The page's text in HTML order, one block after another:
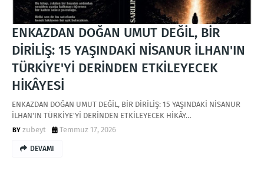
ENKAZDAN DOĞAN UMUT DEĞİL, BİR
DİRİLİŞ: 15 YAŞINDAKİ NİSANUR İLHAN'IN
TÜRKİYE'Yİ DERİNDEN ETKİLEYECEK
HİKÂYESİ
ENKAZDAN DOĞAN UMUT DEĞİL, BİR DİRİLİŞ: 15 YAŞINDAKİ NİSANUR
İLHAN'IN TÜRKİYE'Yİ DERİNDEN ETKİLEYECEK HİKÂY…
zubeyt
Temmuz 17, 2026
DEVAMI